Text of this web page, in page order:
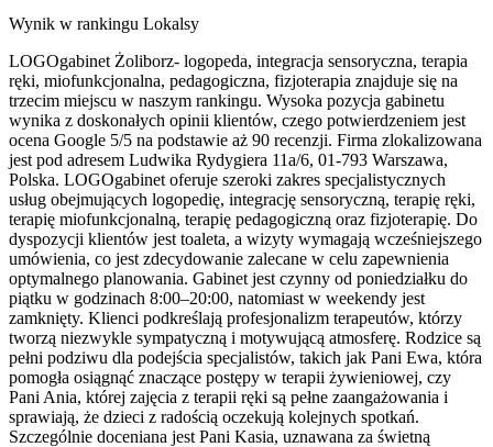
Wynik w rankingu Lokalsy
LOGOgabinet Żoliborz- logopeda, integracja sensoryczna, terapia
ręki, miofunkcjonalna, pedagogiczna, fizjoterapia znajduje się na
trzecim miejscu w naszym rankingu. Wysoka pozycja gabinetu
wynika z doskonałych opinii klientów, czego potwierdzeniem jest
ocena Google 5/5 na podstawie aż 90 recenzji. Firma zlokalizowana
jest pod adresem Ludwika Rydygiera 11a/6, 01-793 Warszawa,
Polska. LOGOgabinet oferuje szeroki zakres specjalistycznych
usług obejmujących logopedię, integrację sensoryczną, terapię ręki,
terapię miofunkcjonalną, terapię pedagogiczną oraz fizjoterapię. Do
dyspozycji klientów jest toaleta, a wizyty wymagają wcześniejszego
umówienia, co jest zdecydowanie zalecane w celu zapewnienia
optymalnego planowania. Gabinet jest czynny od poniedziałku do
piątku w godzinach 8:00–20:00, natomiast w weekendy jest
zamknięty. Klienci podkreślają profesjonalizm terapeutów, którzy
tworzą niezwykle sympatyczną i motywującą atmosferę. Rodzice są
pełni podziwu dla podejścia specjalistów, takich jak Pani Ewa, która
pomogła osiągnąć znaczące postępy w terapii żywieniowej, czy
Pani Ania, której zajęcia z terapii ręki są pełne zaangażowania i
sprawiają, że dzieci z radością oczekują kolejnych spotkań.
Szczególnie doceniana jest Pani Kasia, uznawana za świetną